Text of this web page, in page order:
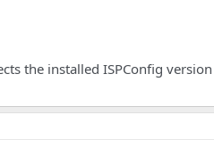
the installed ISPConfig